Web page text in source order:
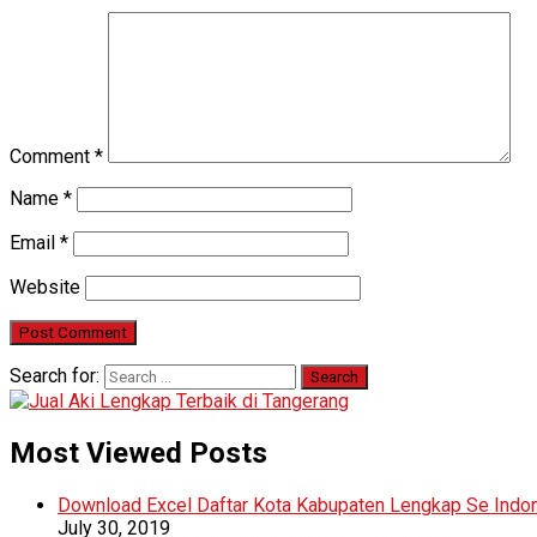
Comment *
Name *
Email *
Website
Search for:
Most Viewed Posts
Download Excel Daftar Kota Kabupaten Lengkap Se
July 30, 2019